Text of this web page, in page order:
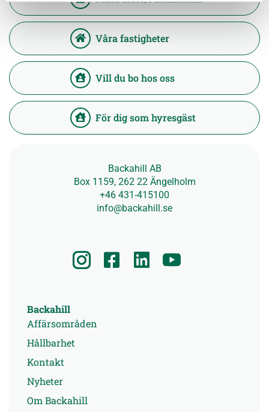
Våra fastigheter
Vill du bo hos oss
För dig som hyresgäst
Backahill AB
Box 1159, 262 22 Ängelholm
+46 431-415100
info@backahill.se
Backahill
Affärsområden
Hållbarhet
Kontakt
Nyheter
Om Backahill